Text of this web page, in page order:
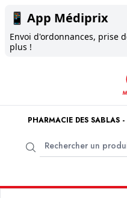
📱 App Médiprix
Envoi d'ordonnances, prise
plus !
PHARMACIE DES SABLAS